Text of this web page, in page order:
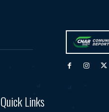
Quick Links